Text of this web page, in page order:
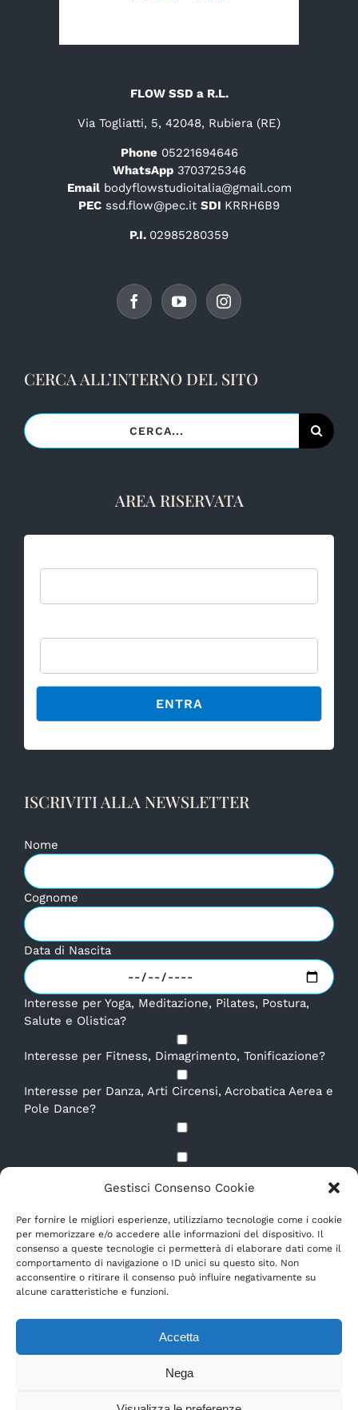
Gestisci Consenso Cookie
Per fornire le migliori esperienze, utilizziamo tecnologie come i cookie
per memorizzare e/o accedere alle informazioni del dispositivo. Il
consenso a queste tecnologie ci permetterà di elaborare dati come il
comportamento di navigazione o ID unici su questo sito. Non
acconsentire o ritirare il consenso può influire negativamente su
alcune caratteristiche e funzioni.
Accetta
Nega
FLOW SSD a R.L.
Via Togliatti, 5, 42048, Rubiera (RE)
Phone05221694646
WhatsApp3703725346
Email bodyflowstudioitalia@gmail.com
PEC ssd.flow@pec.it SDI KRRH6B9
P.I. 02985280359
CERCA ALL’INTERNO DEL SITO
Cerca
per:
AREA RISERVATA
ISCRIVITI ALLA NEWSLETTER
Nome
Cognome
Data di Nascita
Interesse per Yoga, Meditazione, Pilates, Postura,
Salute e Olistica?
Interesse per Fitness, Dimagrimento, Tonificazione?
Interesse per Danza, Arti Circensi, Acrobatica Aerea e
Pole Dance?